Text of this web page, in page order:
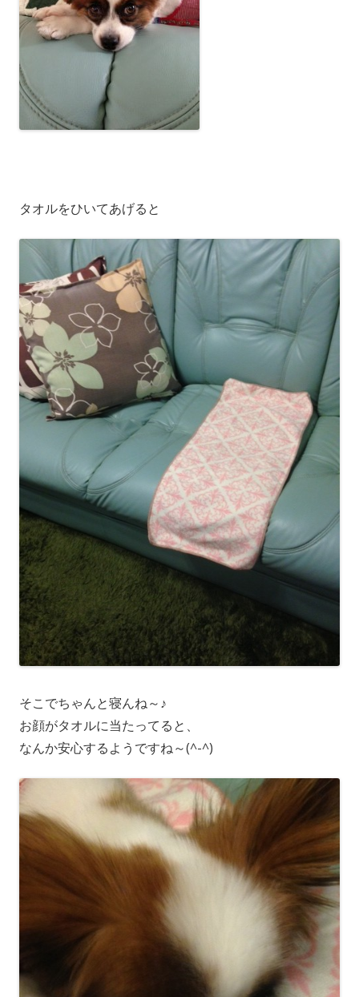
タオルをひいてあげると
そこでちゃんと寝んね～♪
お顔がタオルに当たってると、
なんか安心するようですね～(^-^)